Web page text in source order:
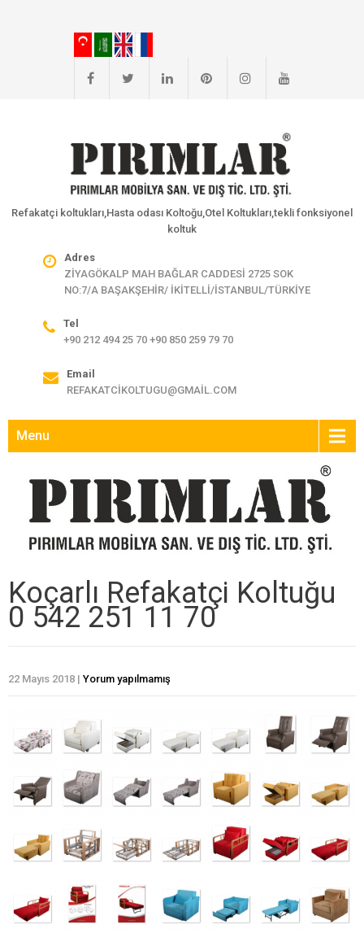
Refakatçi koltukları,Hasta odası Koltoğu,Otel Koltukları,tekli fonksiyonel
koltuk
Adres
ZİYAGÖKALP MAH BAĞLAR CADDESİ 2725 SOK
NO:7/A BAŞAKŞEHİR/ İKİTELLİ/İSTANBUL/TÜRKİYE
Tel
+90 212 494 25 70 +90 850 259 79 70
Email
REFAKATCIKOLTUGU@GMAIL.COM
Menu
Koçarlı Refakatçi Koltuğu
0 542 251 11 70
22 Mayıs 2018 | Yorum yapılmamış